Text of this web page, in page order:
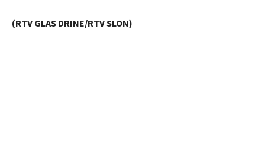
(RTV GLAS DRINE/RTV SLON)